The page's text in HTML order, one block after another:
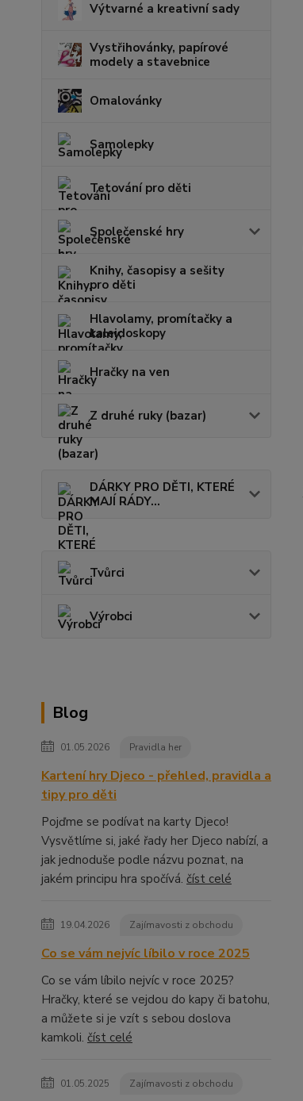
Výtvarné a kreativní sady
Vystřihovánky, papírové
modely a stavebnice
Omalovánky
Samolepky
Tetování pro děti
Společenské hry
Knihy, časopisy a sešity
pro děti
Hlavolamy, promítačky a
kaleidoskopy
Hračky na ven
Z druhé ruky (bazar)
DÁRKY PRO DĚTI, KTERÉ
MAJÍ RÁDY...
Tvůrci
Výrobci
Blog
01.05.2026 Pravidla her
Kartení hry Djeco - přehled, pravidla a
tipy pro děti
Pojďme se podívat na karty Djeco!
Vysvětlíme si, jaké řady her Djeco nabízí, a
jak jednoduše podle názvu poznat, na
jakém principu hra spočívá. číst celé
19.04.2026 Zajímavosti z obchodu
Co se vám nejvíc líbilo v roce 2025
Co se vám líbilo nejvíc v roce 2025?
Hračky, které se vejdou do kapy či batohu,
a můžete si je vzít s sebou doslova
kamkoli. číst celé
01.05.2025 Zajímavosti z obchodu